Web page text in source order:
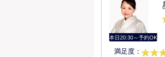
本日20:30～予約OK
満足度：